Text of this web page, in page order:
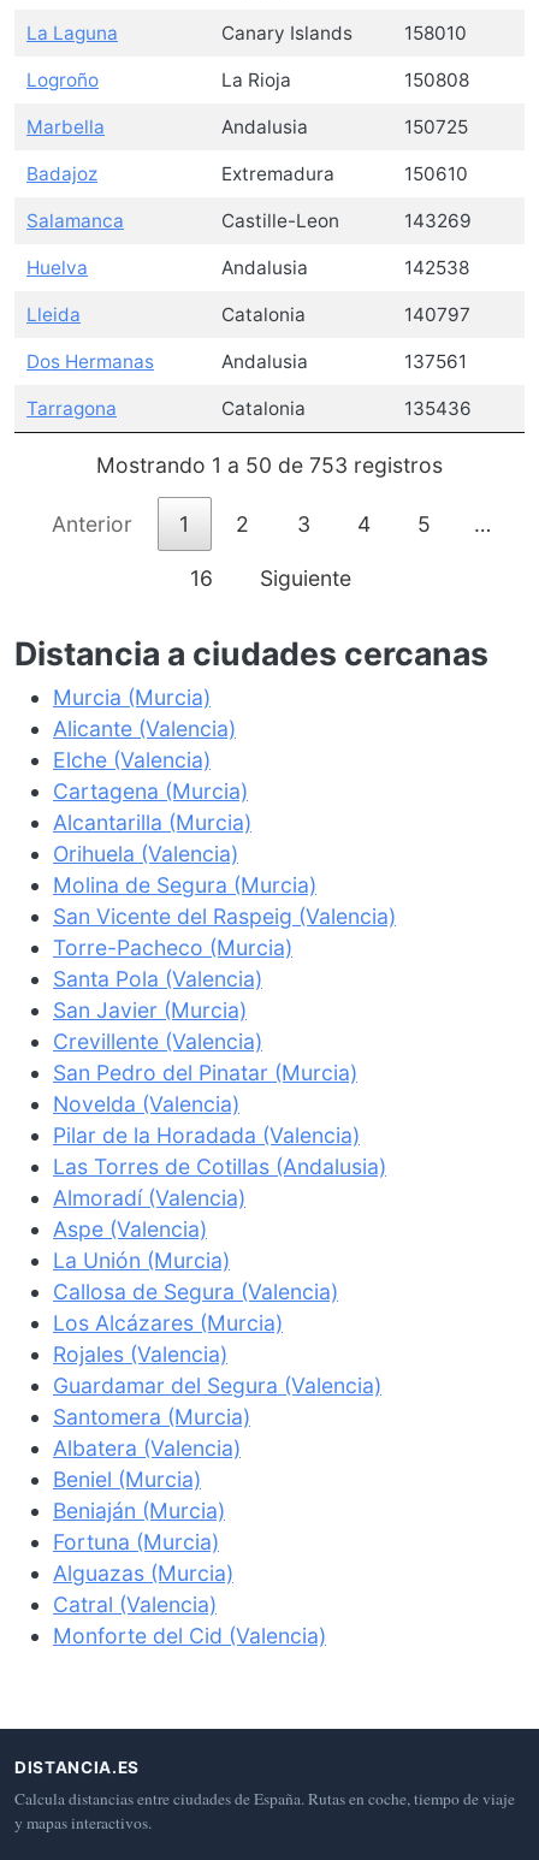
La Laguna Canary Islands 158010
Logroño La Rioja 150808
Marbella Andalusia 150725
Badajoz Extremadura 150610
Salamanca Castille-Leon 143269
Huelva Andalusia 142538
Lleida Catalonia 140797
Dos Hermanas Andalusia 137561
Tarragona Catalonia 135436
Mostrando 1 a 50 de 753 registros
Anterior 1 2 3 4 5 …
16 Siguiente
Distancia a ciudades cercanas
Murcia (Murcia)
Alicante (Valencia)
Elche (Valencia)
Cartagena (Murcia)
Alcantarilla (Murcia)
Orihuela (Valencia)
Molina de Segura (Murcia)
San Vicente del Raspeig (Valencia)
Torre-Pacheco (Murcia)
Santa Pola (Valencia)
San Javier (Murcia)
Crevillente (Valencia)
San Pedro del Pinatar (Murcia)
Novelda (Valencia)
Pilar de la Horadada (Valencia)
Las Torres de Cotillas (Andalusia)
Almoradí (Valencia)
Aspe (Valencia)
La Unión (Murcia)
Callosa de Segura (Valencia)
Los Alcázares (Murcia)
Rojales (Valencia)
Guardamar del Segura (Valencia)
Santomera (Murcia)
Albatera (Valencia)
Beniel (Murcia)
Beniaján (Murcia)
Fortuna (Murcia)
Alguazas (Murcia)
Catral (Valencia)
Monforte del Cid (Valencia)
DISTANCIA.ES
Calcula distancias entre ciudades de España. Rutas en coche, tiempo de viaje
y mapas interactivos.